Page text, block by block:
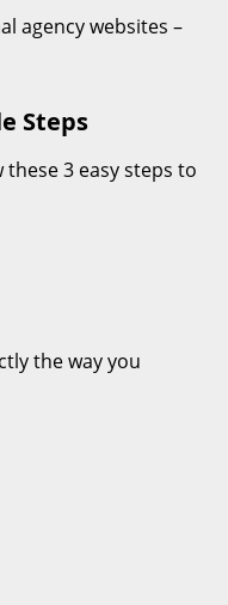
agency websites –
Steps
3 easy steps to
the way you